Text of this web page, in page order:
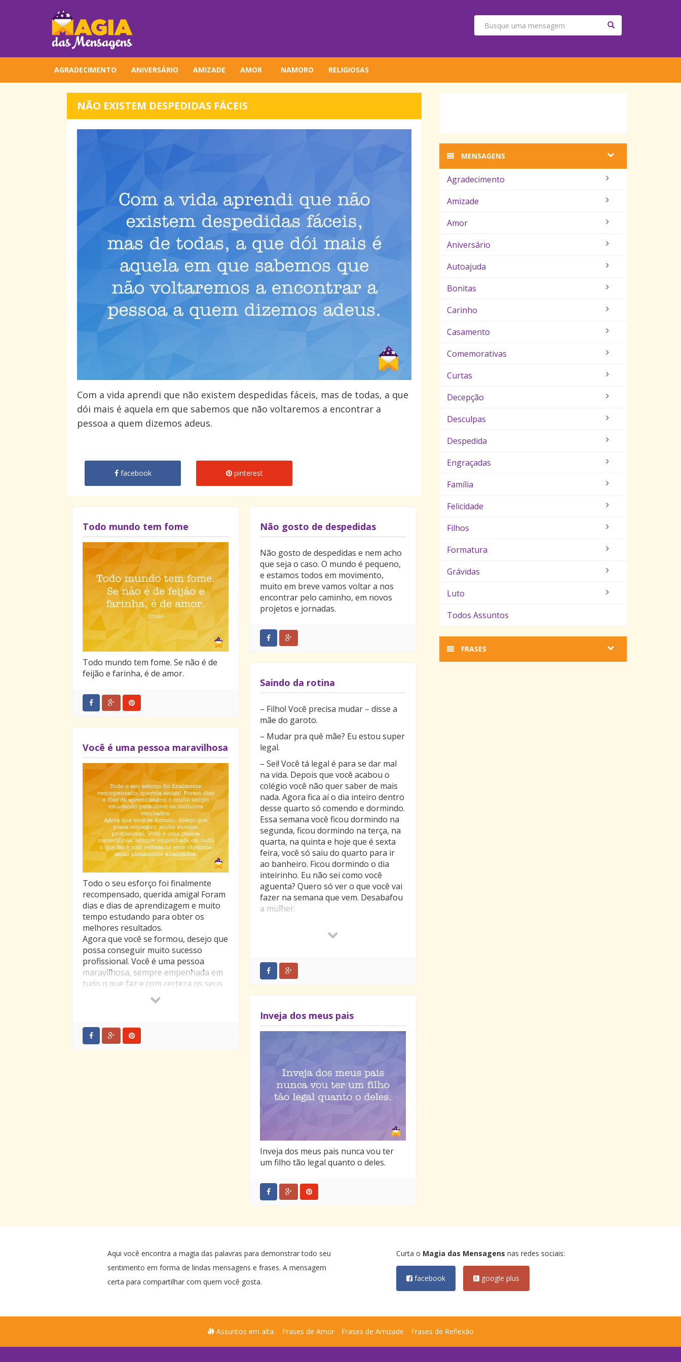
AGRADECIMENTO ANIVERSÁRIO AMIZADE AMOR NAMORO RELIGIOSAS
NÃO EXISTEM DESPEDIDAS FÁCEIS
Com a vida aprendi que não existem despedidas fáceis, mas de todas, a que
dói mais é aquela em que sabemos que não voltaremos a encontrar a
pessoa a quem dizemos adeus.
facebook pinterest
Todo mundo tem fome
Todo mundo tem fome. Se não é de
feijão e farinha, é de amor.
Não gosto de despedidas
Não gosto de despedidas e nem acho
que seja o caso. O mundo é pequeno,
e estamos todos em movimento,
muito em breve vamos voltar a nos
encontrar pelo caminho, em novos
projetos e jornadas.
Saindo da rotina
– Filho! Você precisa mudar – disse a
mãe do garoto.
– Mudar pra quê mãe? Eu estou super
legal.
– Sei! Você tá legal é para se dar mal
na vida. Depois que você acabou o
colégio você não quer saber de mais
nada. Agora fica aí o dia inteiro dentro
desse quarto só comendo e dormindo.
Essa semana você ficou dormindo na
segunda, ficou dormindo na terça, na
quarta, na quinta e hoje que é sexta
feira, você só saiu do quarto para ir
ao banheiro. Ficou dormindo o dia
inteirinho. Eu não sei como você
aguenta? Quero só ver o que você vai
fazer na semana que vem. Desabafou
a mulher.
que vem eu vou fazer um lance
– Vai?
– Vou!… Quero sair dessa rotina.
– Que bacana filho! O que você vai
– Vou dormir na sala.
Você é uma pessoa maravilhosa
Todo o seu esforço foi finalmente
recompensado, querida amiga! Foram
dias e dias de aprendizagem e muito
tempo estudando para obter os
melhores resultados.
Agora que você se formou, desejo que
possa conseguir muito sucesso
profissional. Você é uma pessoa
maravilhosa, sempre empenhada em
tudo o que faz e com certeza os seus
objetivos serão plenamente
Inveja dos meus pais
Inveja dos meus pais nunca vou ter
um filho tão legal quanto o deles.
MENSAGENS
Agradecimento
Amizade
Amor
Aniversário
Autoajuda
Bonitas
Carinho
Casamento
Comemorativas
Curtas
Decepção
Desculpas
Despedida
Engraçadas
Família
Felicidade
Filhos
Formatura
Grávidas
Luto
Todos Assuntos
FRASES
Aqui você encontra a magia das palavras para demonstrar todo seu
sentimento em forma de lindas mensagens e frases. A mensagem
certa para compartilhar com quem você gosta.
Curta o Magia das Mensagens nas redes sociais:
facebook google plus
Assuntos em alta: Frases de Amor Frases de Amizade Frases de Reflexão